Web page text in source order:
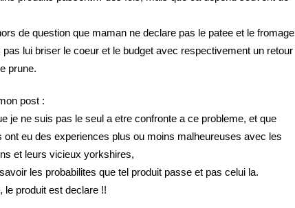
de question que maman ne declare pas le patee et le fromage
lui briser le coeur et le budget avec respectivement un retour
prune.
post :
je ne suis pas le seul a etre confronte a ce probleme, et que
ont eu des experiences plus ou moins malheureuses avec les
et leurs vicieux yorkshires,
les probabilites que tel produit passe et pas celui la.
le produit est declare !!